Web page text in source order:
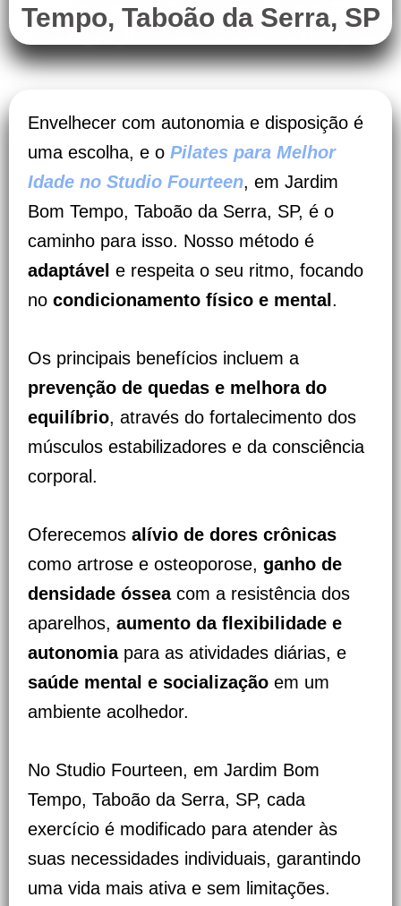
Tempo, Taboão da Serra, SP
Envelhecer com autonomia e disposição é
uma escolha, e o Pilates para Melhor
Idade no Studio Fourteen, em Jardim
Bom Tempo, Taboão da Serra, SP, é o
caminho para isso. Nosso método é
adaptável e respeita o seu ritmo, focando
no condicionamento físico e mental .
Os principais benefícios incluem a
prevenção de quedas e melhora do
equilíbrio, através do fortalecimento dos
músculos estabilizadores e da consciência
corporal.
Oferecemos alívio de dores crônicas
como artrose e osteoporose, ganho de
densidade ósseacom a resistência dos
aparelhos, aumento da flexibilidade e
autonomiapara as atividades diárias, e
saúde mental e socialização em um
ambiente acolhedor.
No Studio Fourteen, em Jardim Bom
Tempo, Taboão da Serra, SP, cada
exercício é modificado para atender às
suas necessidades individuais, garantindo
uma vida mais ativa e sem limitações.